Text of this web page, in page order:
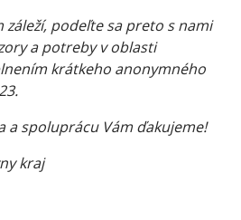
záleží, podeľte sa preto s nami
a potreby v oblasti
krátkeho anonymného
a spoluprácu Vám ďakujeme!
kraj